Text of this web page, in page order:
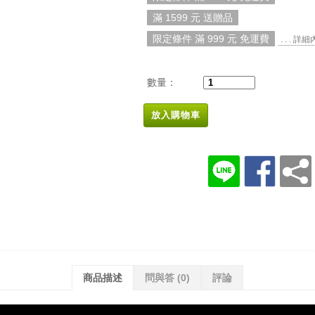
滿 1599 元 送贈品
限定條件 滿 999 元 免運費
. . . 詳細
數量：
放入購物車
商品描述 問與答 (0) 評論